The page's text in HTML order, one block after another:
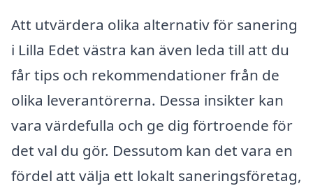
Att utvärdera olika alternativ för sanering
i Lilla Edet västra kan även leda till att du
får tips och rekommendationer från de
olika leverantörerna. Dessa insikter kan
vara värdefulla och ge dig förtroende för
det val du gör. Dessutom kan det vara en
fördel att välja ett lokalt saneringsföretag,